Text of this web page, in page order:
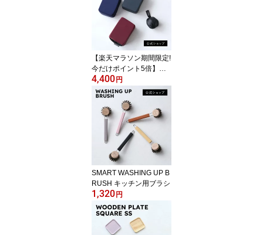
【楽天マラソン期間限定!
今だけポイント5倍】
【公式ショップ】【トラ
ベルピロー】超コンパク
ト！旅行やアウトドアに
おすすめ！BANALE MINI
PILLOW オフィスやリモ
ートワークにもおすす
め！
4,400円
SMART WASHING UP B
RUSH キッチン用ブラシ
1,320円